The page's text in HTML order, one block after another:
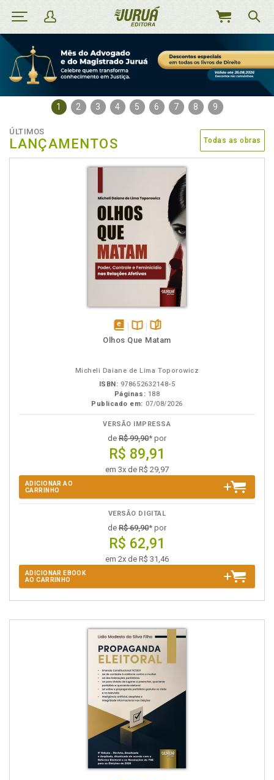
MEU
1 2 3 4 5 6 7 8 9
ÚLTIMOS
LANÇAMENTOS Todas as obras
disponívelDisponível
páginas
Olhos Que Matam
Micheli Daiane de Lima Toporowicz
ISBN: 978652632148-5
Páginas: 188
Publicado em: 07/08/2026
VERSÃO IMPRESSA
de R$ 99,90* por
R$ 89,91
em 3x de R$ 29,97
ADICIONAR AO
CARRINHO
VERSÃO DIGITAL
de R$ 69,90* por
R$ 62,91
em 2x de R$ 31,46
ADICIONAR EBOOK
AO CARRINHO